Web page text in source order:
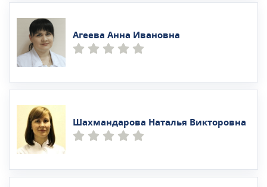
Агеева Анна Ивановна
Шахмандарова Наталья Викторовна